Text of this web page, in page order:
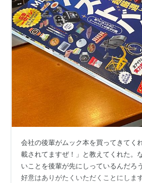
会社の後輩がムック本を買ってきてく
載されてますぜ！」と教えてくれた。
いことを後輩が先にしっているんだろ
好意はありがたくいただくことにしま